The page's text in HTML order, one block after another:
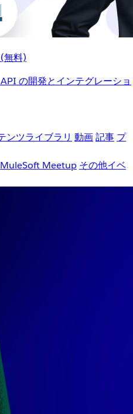
無料)
の開発とインテグレーショ
ンツライブラリ 動画記事 プ
MuleSoft Meetup その他イベ